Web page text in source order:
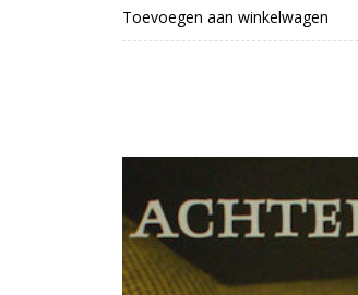
Toevoegen aan winkelwagen